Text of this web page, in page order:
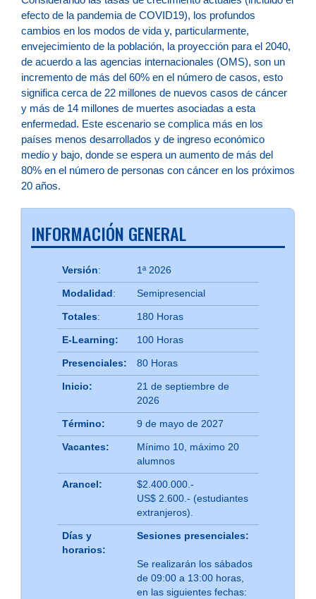
efecto de la pandemia de COVID19), los profundos
cambios en los modos de vida y, particularmente,
envejecimiento de la población, la proyección para el 2040,
de acuerdo a las agencias internacionales (OMS), son un
incremento de más del 60% en el número de casos, esto
significa cerca de 22 millones de nuevos casos de cáncer
y más de 14 millones de muertes asociadas a esta
enfermedad. Este escenario se complica más en los
países menos desarrollados y de ingreso económico
medio y bajo, donde se espera un aumento de más del
80% en el número de personas con cáncer en los próximos
20 años.
INFORMACIÓN GENERAL
Versión: 1ª 2026
Modalidad : Semipresencial
Totales: 180 Horas
E-Learning: 100 Horas
Presenciales: 80 Horas
Inicio:
21 de septiembre de
2026
Término: 9 de mayo de 2027
Vacantes:
Mínimo 10, máximo 20
alumnos
Arancel:
$2.400.000.-
US$ 2.600.- (estudiantes
extranjeros).
Días y
horarios:
Sesiones presenciales:
Se realizarán los sábados
de 09:00 a 13:00 horas,
en las siguientes fechas: